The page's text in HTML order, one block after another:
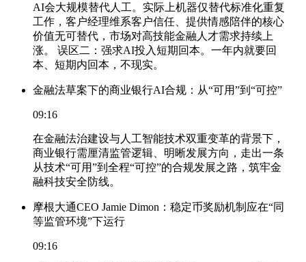
AI会大规模替代人工。实际上机器仅替代标准化重复
工作，客户经理维系客户信任、提供情感陪伴的核心
价值无可替代，市场对高技能金融人才需求持续上
涨。 误区二：强求AI投入短期回本。一年内就要回
本、短期内回本，不现实。
金融法草案下的商业银行AI合规：从“可用”到“可控”
09:16
在金融法治建设与人工智能技术双重变革的背景下，
商业银行需厘清监管逻辑、明晰发展方向，走出一条
从技术“可用”到全程“可控”的合规发展之路，筑牢金
融科技安全防线。
摩根大通CEO Jamie Dimon：稳定币奖励机制应在“同
等监管环境”下运行
09:16